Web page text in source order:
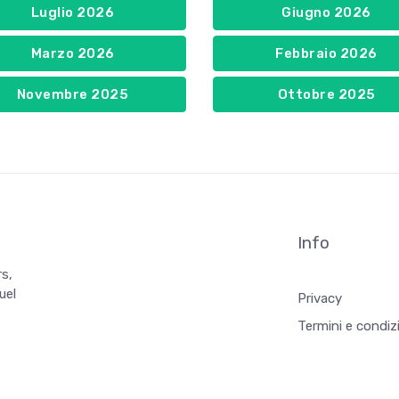
Luglio 2026 Giugno 2026
Marzo 2026 Febbraio 2026
Novembre 2025 Ottobre 2025
Info
Privacy
Termini e